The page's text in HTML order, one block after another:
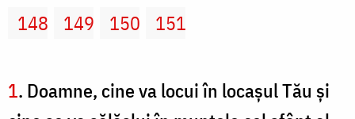
148
149 150 151
1. Doamne, cine va locui în locaşul Tău şi